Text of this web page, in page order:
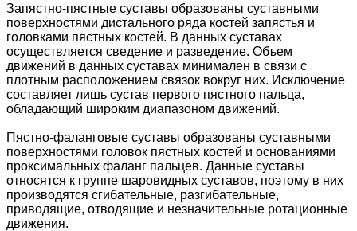
Запястно-пястные суставы образованы суставными
поверхностями дистального ряда костей запястья и
головками пястных костей. В данных суставах
осуществляется сведение и разведение. Объем
движений в данных суставах минимален в связи с
плотным расположением связок вокруг них. Исключение
составляет лишь сустав первого пястного пальца,
обладающий широким диапазоном движений.
Пястно-фаланговые суставы образованы суставными
поверхностями головок пястных костей и основаниями
проксимальных фаланг пальцев. Данные суставы
относятся к группе шаровидных суставов, поэтому в них
производятся сгибательные, разгибательные,
приводящие, отводящие и незначительные ротационные
движения.